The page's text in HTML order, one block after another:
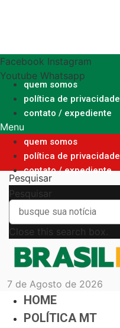
Facebook Instagram
Youtube Whatsapp
quem somos
política de privacidade
contato / expediente
Menu
quem somos
política de privacidade
contato / expediente
Pesquisar
Pesquisar
Close this search box.
7 de Agosto de 2026
HOME
POLÍTICA MT